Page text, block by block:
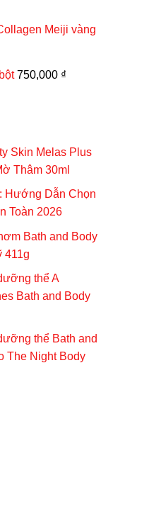
Meiji vàng
750,000 ₫
Skin Melas Plus
Thâm 30ml
Hướng Dẫn Chọn
Toàn 2026
Bath and Body
411g
thể A
Bath and Body
thể Bath and
The Night Body